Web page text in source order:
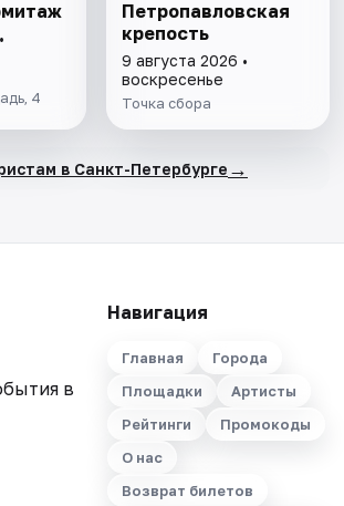
4
Петропавловская
крепость
9 августа 2026 •
воскресенье
Точка сбора
в Санкт-Петербурге →
в
Навигация
Главная
Города
Площадки
Артисты
Рейтинги
Промокоды
О нас
Возврат билетов